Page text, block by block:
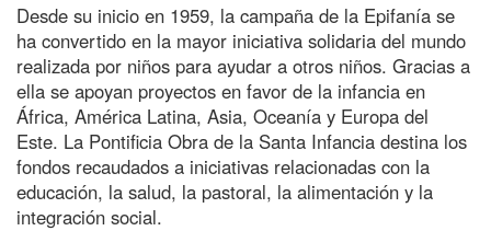
Desde su inicio en 1959, la campaña de la Epifanía se
ha convertido en la mayor iniciativa solidaria del mundo
realizada por niños para ayudar a otros niños. Gracias a
ella se apoyan proyectos en favor de la infancia en
África, América Latina, Asia, Oceanía y Europa del
Este. La Pontificia Obra de la Santa Infancia destina los
fondos recaudados a iniciativas relacionadas con la
educación, la salud, la pastoral, la alimentación y la
integración social.